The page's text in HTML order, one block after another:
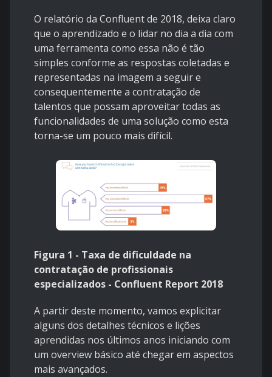
O relatório da Confluent de 2018, deixa claro
que o aprendizado e o lidar no dia a dia com
uma ferramenta como essa não é tão
simples conforme as respostas coletadas e
representadas na imagem a seguir e
consequentemente a contratação de
talentos que possam aproveitar todas as
funcionalidades de uma solução como esta
torna-se um pouco mais difícil.
Figura 1 - Taxa de dificuldade na
contratação de profissionais
especializados - Confluent Report 2018
A partir deste momento, vamos explicitar
alguns dos detalhes técnicos e lições
aprendidas nos últimos anos iniciando com
um overview básico até chegar em aspectos
mais avançados.